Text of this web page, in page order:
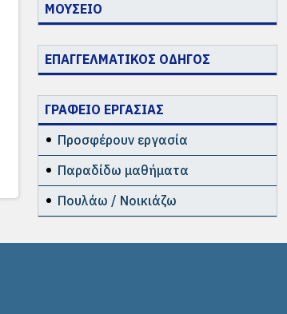
ΜΟΥΣΕΙΟ
ΕΠΑΓΓΕΛΜΑΤΙΚΟΣ ΟΔΗΓΟΣ
ΓΡΑΦΕΙΟ ΕΡΓΑΣΙΑΣ
Προσφέρουν εργασία
Παραδίδω μαθήματα
Πουλάω / Νοικιάζω